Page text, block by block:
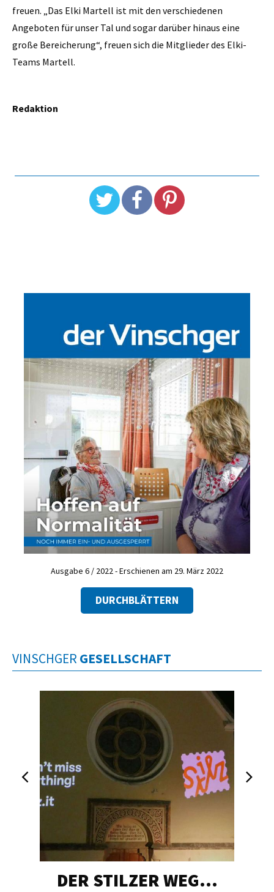
freuen. „Das Elki Martell ist mit den verschiedenen
Angeboten für unser Tal und sogar darüber hinaus eine
große Bereicherung“, freuen sich die Mitglieder des Elki-
Teams Martell.
Redaktion
Ausgabe 6 / 2022 - Erschienen am 29. März 2022
DURCHBLÄTTERN
VINSCHGER GESELLSCHAFT
DER STILZER WEG…